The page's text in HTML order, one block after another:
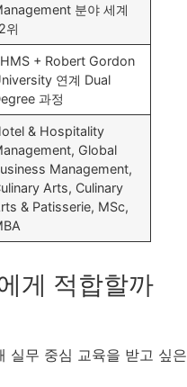
분야 세계
위
+ Robert Gordon
연계 Dual
과정
& Hospitality
Global
Management,
Arts, Culinary
& Patisserie, MSc,
게 적합할까
실무 중심 교육을 받고 싶은